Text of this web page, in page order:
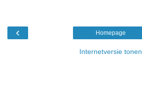
‹ Homepage
Internetversie tonen